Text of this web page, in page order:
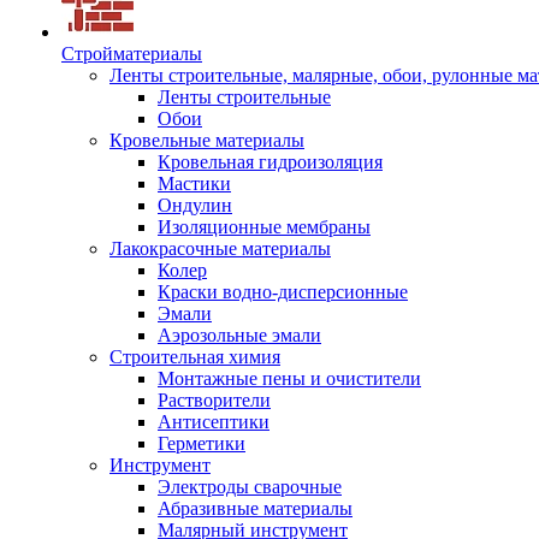
Стройматериалы
Ленты строительные, малярные, обои, рулонные
Ленты строительные
Обои
Кровельные материалы
Кровельная гидроизоляция
Мастики
Ондулин
Изоляционные мембраны
Лакокрасочные материалы
Колер
Краски водно-дисперсионные
Эмали
Аэрозольные эмали
Строительная химия
Монтажные пены и очистители
Растворители
Антисептики
Герметики
Инструмент
Электроды сварочные
Абразивные материалы
Малярный инструмент